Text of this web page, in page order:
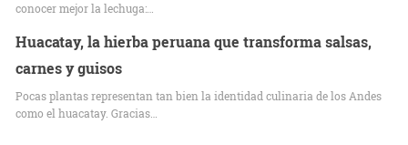
conocer mejor la lechuga:…
Huacatay, la hierba peruana que transforma salsas,
carnes y guisos
Pocas plantas representan tan bien la identidad culinaria de los Andes
como el huacatay. Gracias…